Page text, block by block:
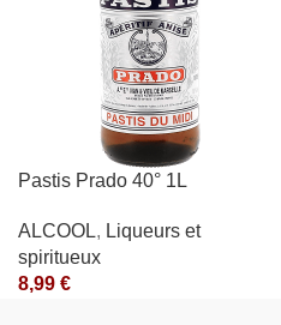
Pastis Prado 40° 1L
ALCOOL, Liqueurs et
spiritueux
8,99 €